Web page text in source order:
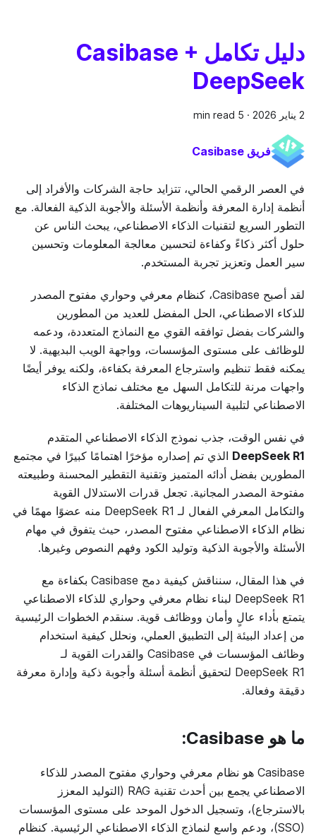
دليل تكامل Casibase +
DeepSeek
2 يناير 2026 ·
5 min read
فريق Casibase
في العصر الرقمي الحالي، تتزايد حاجة الشركات والأفراد إلى
أنظمة إدارة المعرفة وأنظمة الأسئلة والأجوبة الذكية الفعالة. مع
التطور السريع لتقنيات الذكاء الاصطناعي، يبحث الناس عن
حلول أكثر ذكاءً وكفاءة لتحسين معالجة المعلومات وتحسين
سير العمل وتعزيز تجربة المستخدم.
لقد أصبح Casibase، كنظام معرفي وحواري مفتوح المصدر
للذكاء الاصطناعي، الحل المفضل للعديد من المطورين
والشركات بفضل توافقه القوي مع النماذج المتعددة، ودعمه
للوظائف على مستوى المؤسسات، وواجهة الويب البديهية. لا
يمكنه فقط تنظيم واسترجاع المعرفة بكفاءة، ولكنه يوفر أيضًا
واجهات مرنة للتكامل السهل مع مختلف نماذج الذكاء
الاصطناعي لتلبية السيناريوهات المختلفة.
في نفس الوقت، جذب نموذج الذكاء الاصطناعي المتقدم
DeepSeek R1 الذي تم إصداره مؤخرًا اهتمامًا كبيرًا في مجتمع
المطورين بفضل أدائه المتميز وتقنية التقطير المحسنة وطبيعته
مفتوحة المصدر المجانية. تجعل قدرات الاستدلال القوية
والتكامل المعرفي الفعال لـ DeepSeek R1 منه عضوًا مهمًا في
نظام الذكاء الاصطناعي مفتوح المصدر، حيث يتفوق في مهام
الأسئلة والأجوبة الذكية وتوليد الكود وفهم النصوص وغيرها.
في هذا المقال، سنناقش كيفية دمج Casibase بكفاءة مع
DeepSeek R1 لبناء نظام معرفي وحواري للذكاء الاصطناعي
يتمتع بأداء عالٍ وأمان ووظائف قوية. سنقدم الخطوات الرئيسية
من إعداد البيئة إلى التطبيق العملي، ونحلل كيفية استخدام
وظائف المؤسسات في Casibase والقدرات القوية لـ
DeepSeek R1 لتحقيق أنظمة أسئلة وأجوبة ذكية وإدارة معرفة
دقيقة وفعالة.
ما هو Casibase:
Casibase هو نظام معرفي وحواري مفتوح المصدر للذكاء
الاصطناعي يجمع بين أحدث تقنية RAG (التوليد المعزز
بالاسترجاع)، وتسجيل الدخول الموحد على مستوى المؤسسات
(SSO)، ودعم واسع لنماذج الذكاء الاصطناعي الرئيسية. كنظام